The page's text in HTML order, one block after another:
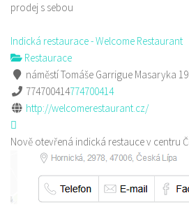
prodej s sebou
Indická restaurace - Welcome Restaurant
Restaurace
náměstí Tomáše Garrigue Masaryka
774700414774700414
http://welcomerestaurant.cz/
Nově otevřená indická restauce v centru